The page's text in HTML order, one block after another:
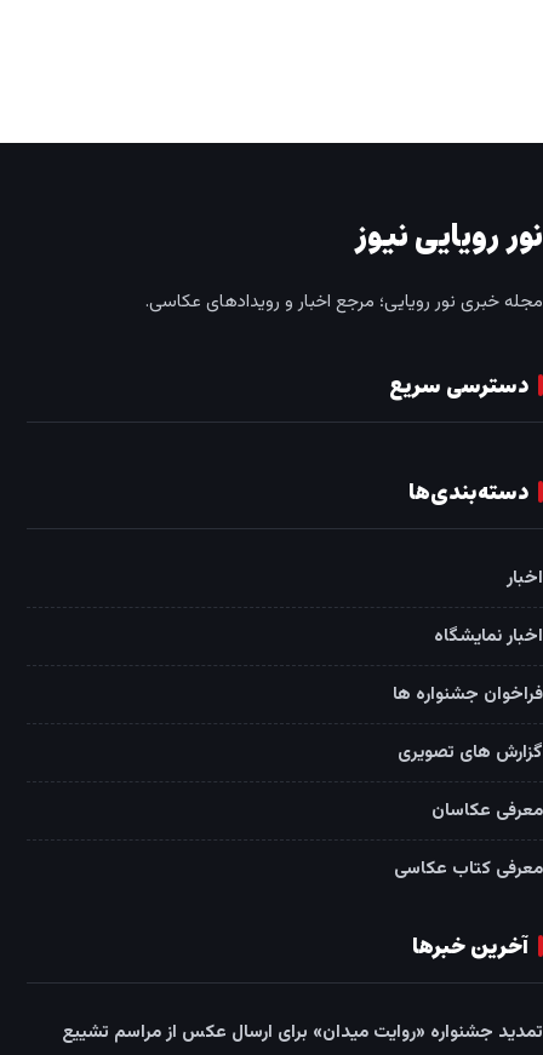
نور رویایی نیوز
مجله خبری نور رویایی؛ مرجع اخبار و رویدادهای عکاسی.
دسترسی سریع
دسته‌بندی‌ها
اخبار
اخبار نمایشگاه
فراخوان جشنواره ها
گزارش های تصویری
معرفی عکاسان
معرفی کتاب عکاسی
آخرین خبرها
تمدید جشنواره «روایت میدان» برای ارسال عکس از مراسم تشییع